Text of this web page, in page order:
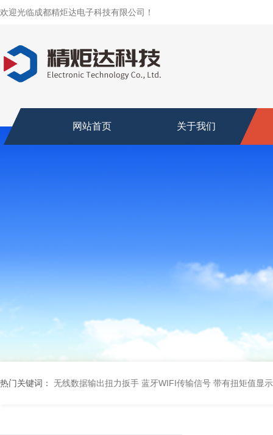
欢迎光临成都精炬达电子科技有限公司！
网站首页 关于我们
热门关键词： 无线数据输出扭力扳手 蓝牙WIFI传输信号 带有扭矩值显